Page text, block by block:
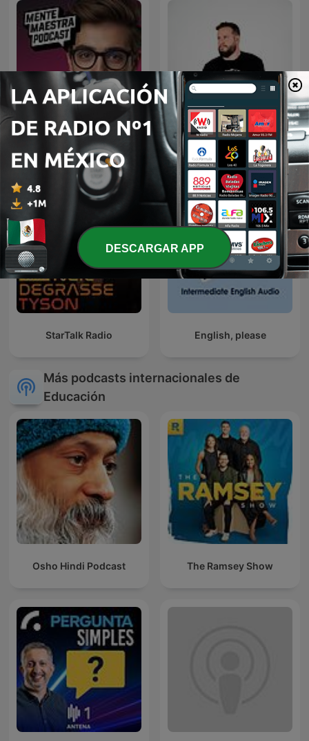
Mente Maestra Podcast Diego Ruzzarin
StarTalk Radio English, please
Más podcasts internacionales de
Educación
Osho Hindi Podcast The Ramsey Show
DESCARGAR APP